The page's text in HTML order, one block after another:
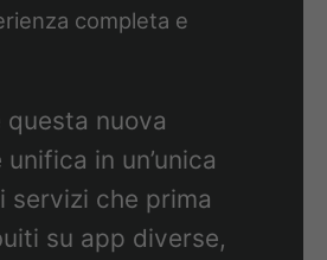
completa e
nuova
in un’unica
servizi che prima
su app diverse,